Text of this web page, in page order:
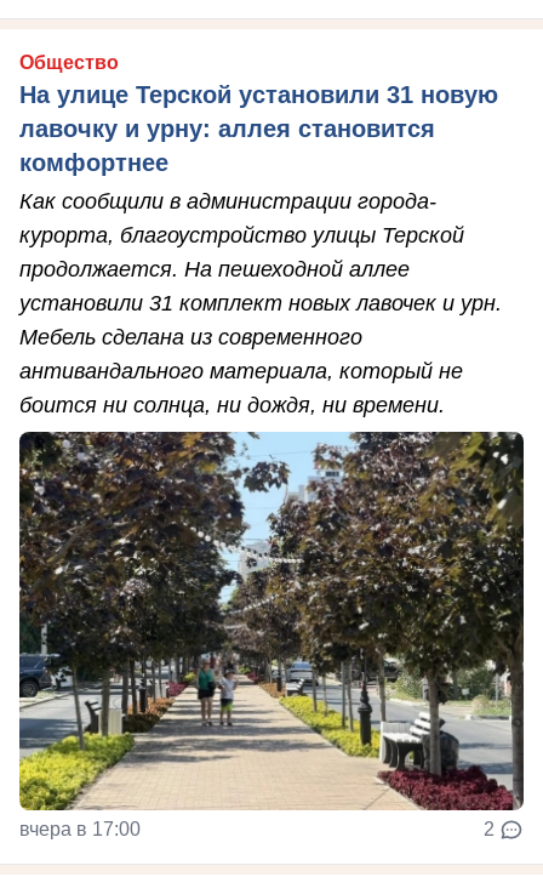
Общество
На улице Терской установили 31 новую
лавочку и урну: аллея становится
комфортнее
Как сообщили в администрации города-
курорта, благоустройство улицы Терской
продолжается. На пешеходной аллее
установили 31 комплект новых лавочек и урн.
Мебель сделана из современного
антивандального материала, который не
боится ни солнца, ни дождя, ни времени.
вчера в 17:00 2